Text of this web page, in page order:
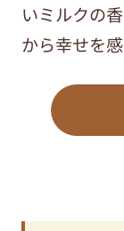
いミルクの
から幸せを感